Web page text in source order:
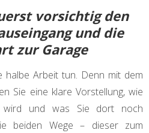
vorsichtig den
und die
zur Garage
halbe Arbeit tun. Denn mit dem
Sie eine klare Vorstellung, wie
wird und was Sie dort noch
beiden Wege – dieser zum